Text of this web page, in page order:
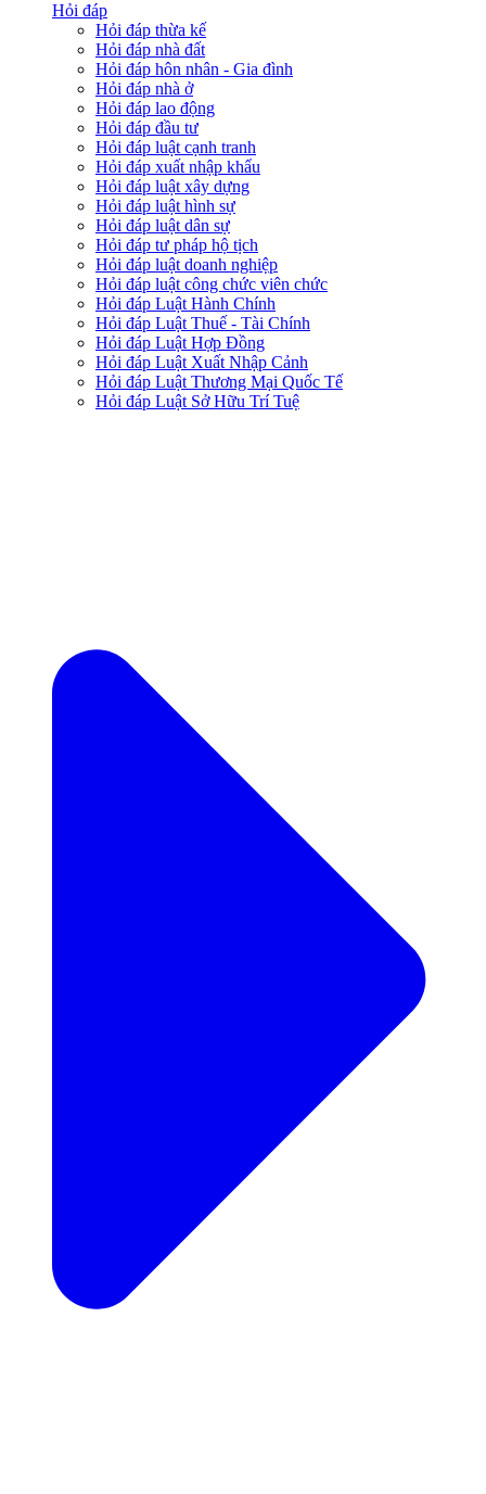
Hỏi đáp
Hỏi đáp thừa kế
Hỏi đáp nhà đất
Hỏi đáp hôn nhân - Gia đình
Hỏi đáp nhà ở
Hỏi đáp lao động
Hỏi đáp đầu tư
Hỏi đáp luật cạnh tranh
Hỏi đáp xuất nhập khẩu
Hỏi đáp luật xây dựng
Hỏi đáp luật hình sự
Hỏi đáp luật dân sự
Hỏi đáp tư pháp hộ tịch
Hỏi đáp luật doanh nghiệp
Hỏi đáp luật công chức viên chức
Hỏi đáp Luật Hành Chính
Hỏi đáp Luật Thuế - Tài Chính
Hỏi đáp Luật Hợp Đồng
Hỏi đáp Luật Xuất Nhập Cảnh
Hỏi đáp Luật Thương Mại Quốc Tế
Hỏi đáp Luật Sở Hữu Trí Tuệ